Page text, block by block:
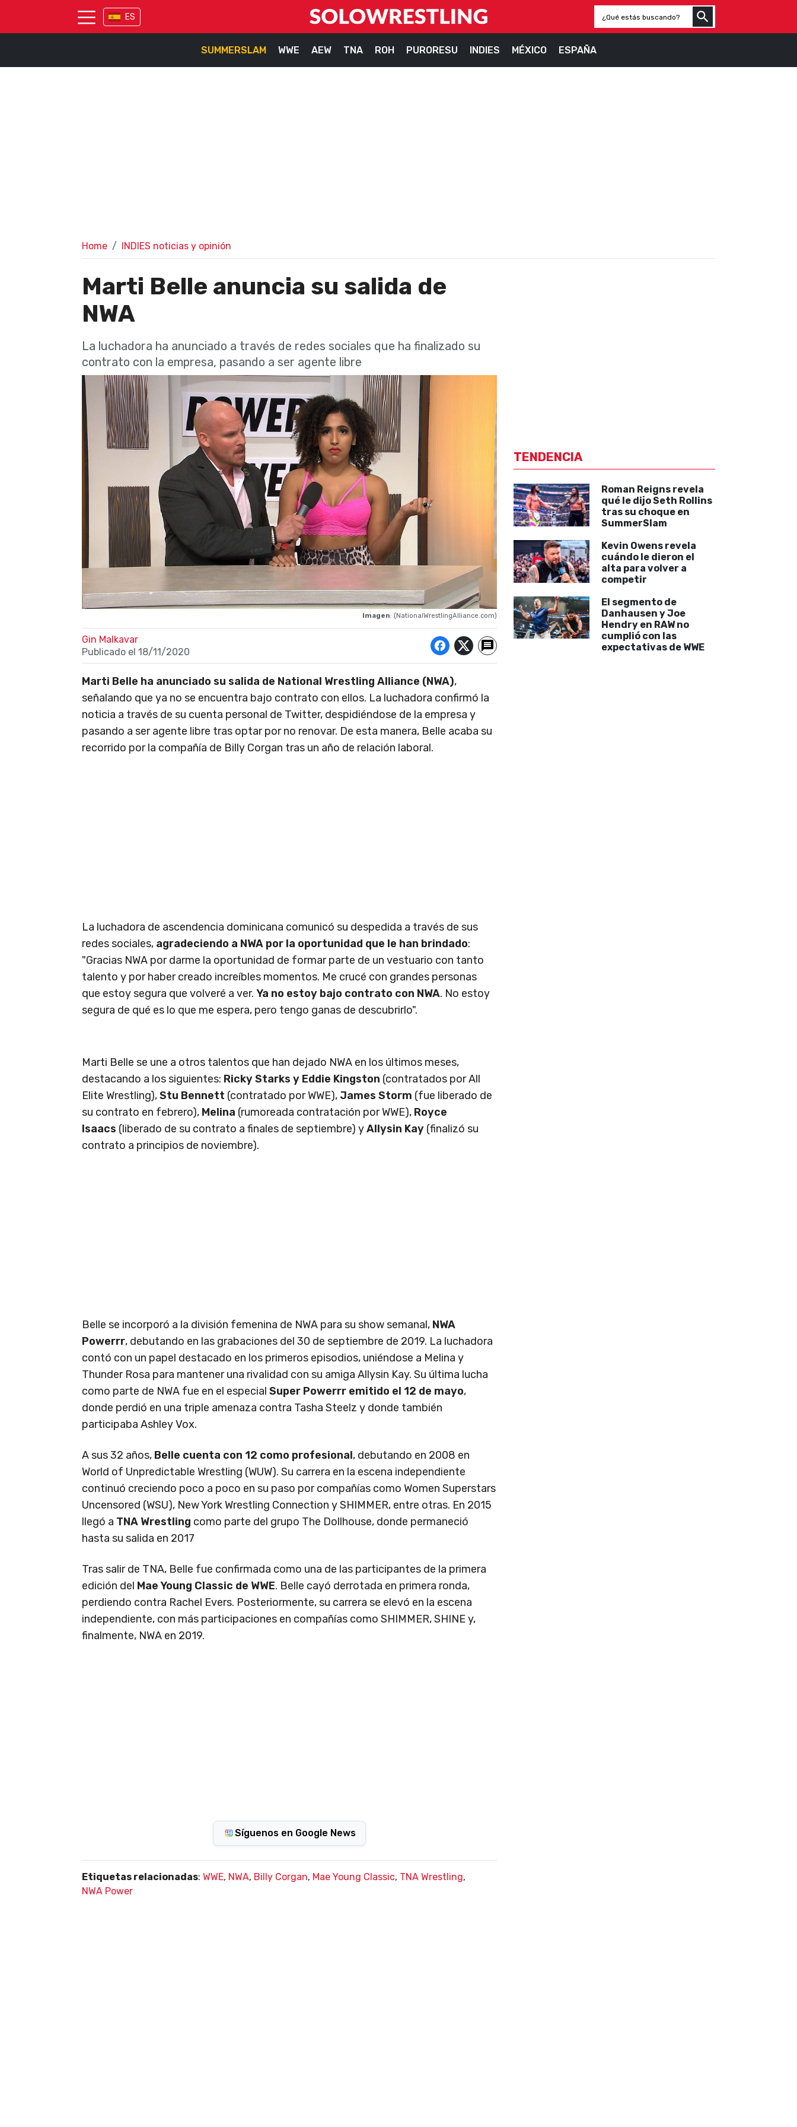
ES
SUMMERSLAM WWE AEW TNA ROH PURORESU INDIES MÉXICO ESPAÑA
Home INDIES noticias y opinión
Marti Belle anuncia su salida de
NWA
La luchadora ha anunciado a través de redes sociales que ha finalizado su
contrato con la empresa, pasando a ser agente libre
Imagen: (NationalWrestlingAlliance.com)
Gin Malkavar
Publicado el 18/11/2020
Marti Belle ha anunciado su salida de National Wrestling Alliance (NWA),
señalando que ya no se encuentra bajo contrato con ellos. La luchadora confirmó la
noticia a través de su cuenta personal de Twitter, despidiéndose de la empresa y
pasando a ser agente libre tras optar por no renovar. De esta manera, Belle acaba su
recorrido por la compañía de Billy Corgan tras un año de relación laboral.
La luchadora de ascendencia dominicana comunicó su despedida a través de sus
redes sociales, agradeciendo a NWA por la oportunidad que le han brindado:
"Gracias NWA por darme la oportunidad de formar parte de un vestuario con tanto
talento y por haber creado increíbles momentos. Me crucé con grandes personas
que estoy segura que volveré a ver. Ya no estoy bajo contrato con NWA. No estoy
segura de qué es lo que me espera, pero tengo ganas de descubrirlo".
Marti Belle se une a otros talentos que han dejado NWA en los últimos meses,
destacando a los siguientes: Ricky Starks y Eddie Kingston (contratados por All
Elite Wrestling),Stu Bennett (contratado por WWE), James Storm (fue liberado de
su contrato en febrero), Melina (rumoreada contratación por WWE), Royce
Isaacs (liberado de su contrato a finales de septiembre) yAllysin Kay (finalizó su
contrato a principios de noviembre).
Belle se incorporó a la división femenina de NWA para su show semanal, NWA
Powerrr, debutando en las grabaciones del 30 de septiembre de 2019. La luchadora
contó con un papel destacado en los primeros episodios, uniéndose a Melina y
Thunder Rosa para mantener una rivalidad con su amiga Allysin Kay. Su última lucha
como parte de NWA fue en el especial Super Powerrr emitido el 12 de mayo,
donde perdió en una triple amenaza contra Tasha Steelz y donde también
participaba Ashley Vox.
A sus 32 años, Belle cuenta con 12 como profesional, debutando en 2008 en
World of Unpredictable Wrestling (WUW). Su carrera en la escena independiente
continuó creciendo poco a poco en su paso por compañías como Women Superstars
Uncensored (WSU), New York Wrestling Connection y SHIMMER, entre otras. En 2015
llegó a TNA Wrestling como parte del grupo The Dollhouse, donde permaneció
hasta su salida en 2017
Tras salir de TNA, Belle fue confirmada como una de las participantes de la primera
edición del Mae Young Classic de WWE. Belle cayó derrotada en primera ronda,
perdiendo contra Rachel Evers. Posteriormente, su carrera se elevó en la escena
independiente, con más participaciones en compañías como SHIMMER, SHINE y,
finalmente, NWA en 2019.
Síguenos en Google News
Etiquetas relacionadas: WWE, NWA, Billy Corgan, Mae Young Classic, TNA Wrestling,
NWA Power
TENDENCIA
Roman Reigns revela
qué le dijo Seth Rollins
tras su choque en
SummerSlam
Kevin Owens revela
cuándo le dieron el
alta para volver a
competir
El segmento de
Danhausen y Joe
Hendry en RAW no
cumplió con las
expectativas de WWE